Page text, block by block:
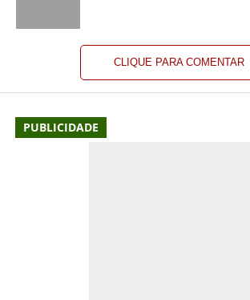
CLIQUE PARA COMENTAR
PUBLICIDADE